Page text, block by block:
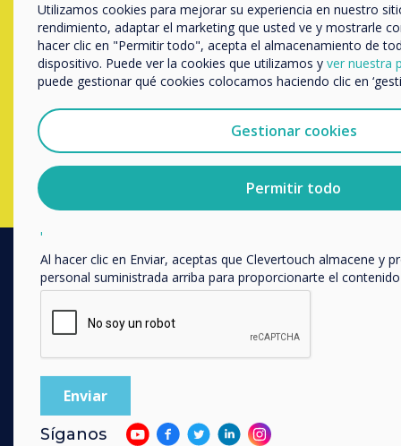
Contact aClevertouchexpert by
completing the form below
Rellenar este formulario
PRODUCTOS
Digital Ecosystem
Commercial Displays
Digital Signage
Room Booking
Utilizamos cookies para mejorar su experiencia en nuestro
rendimiento, adaptar el marketing que usted ve y mostrarle
hacer clic en "Permitir todo", acepta el almacenamiento de
dispositivo. Puede ver la cookies que utilizamos y ver nuestra
puede gestionar qué cookies colocamos haciendo clic en
Gestionar cookies
Permitir todo
nombre de empresa
correo electrónico, teléfono o correo postal.
Acepto recibir otras comunicaciones de Clevertouch.
Puedes darte de baja de estas comunicaciones en cualquier
información sobre cómo darte de baja, nuestras prácticas
comprometemos a proteger y respetar tu privacidad,
Al hacer clic en Enviar, aceptas que Clevertouch almacene y
personal suministrada arriba para proporcionarte el
Síganos